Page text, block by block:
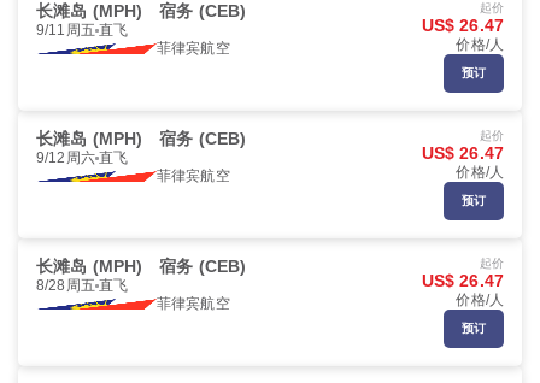
长滩岛 (MPH) 宿务 (CEB)
9/11周五 直飞
菲律宾航空
起价
US$ 26.47
价格/人
预订
长滩岛 (MPH) 宿务 (CEB)
9/12周六 直飞
菲律宾航空
起价
US$ 26.47
价格/人
预订
长滩岛 (MPH) 宿务 (CEB)
8/28周五 直飞
菲律宾航空
起价
US$ 26.47
价格/人
预订